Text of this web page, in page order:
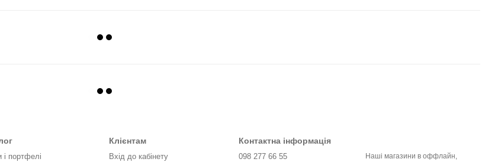
і портфелі
Клієнтам
Вхід до кабінету
Контактна інформація
098 277 66 55
Наші магазини в оффлайн,